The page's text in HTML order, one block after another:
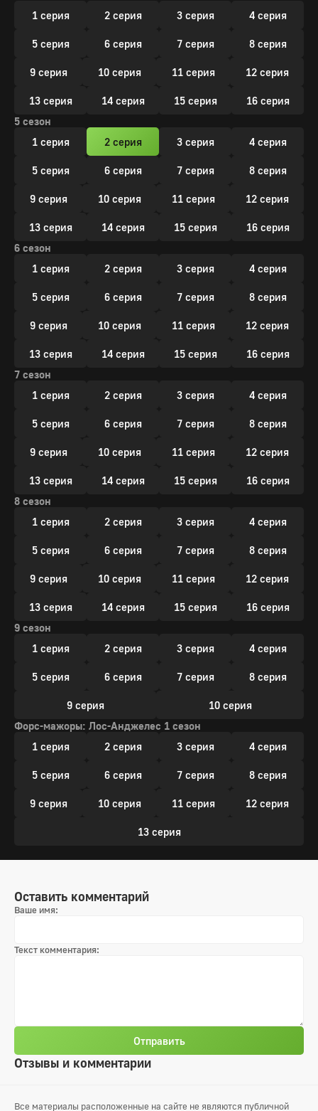
1 серия
2 серия 3 серия 4 серия
5 серия 6 серия 7 серия 8 серия
9 серия 10 серия 11 серия 12 серия
13 серия 14 серия 15 серия
16 серия
5 сезон
1 серия
2 серия 3 серия 4 серия
5 серия 6 серия 7 серия 8 серия
9 серия 10 серия 11 серия 12 серия
13 серия 14 серия 15 серия
16 серия
6 сезон
1 серия
2 серия 3 серия 4 серия
5 серия 6 серия 7 серия 8 серия
9 серия 10 серия 11 серия 12 серия
13 серия 14 серия 15 серия
16 серия
7 сезон
1 серия
2 серия 3 серия 4 серия
5 серия 6 серия 7 серия 8 серия
9 серия 10 серия 11 серия 12 серия
13 серия 14 серия 15 серия
16 серия
8 сезон
1 серия
2 серия 3 серия 4 серия
5 серия 6 серия 7 серия 8 серия
9 серия 10 серия 11 серия 12 серия
13 серия 14 серия 15 серия
16 серия
9 сезон
1 серия
2 серия 3 серия 4 серия
5 серия 6 серия 7 серия 8 серия
9 серия
10 серия
Форс-мажоры: Лос-Анджелес 1 сезон
1 серия
2 серия 3 серия 4 серия
5 серия 6 серия 7 серия 8 серия
9 серия 10 серия 11 серия 12 серия
13 серия
Отзывы и комментарии
Оставить комментарий
Ваше имя:
Текст комментария:
Отправить
Все материалы расположенные на сайте не являются публичной